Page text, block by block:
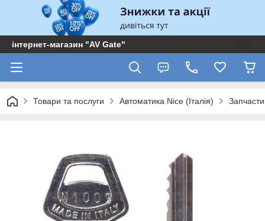
інтернет-магазин "AV Gate"
Товари та послуги Автоматика Nice (Італія)